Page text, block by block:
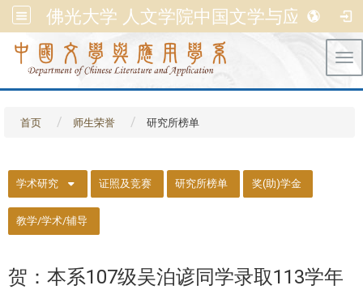
佛光大学 人文学院中国文学与应用学系
首页 师生荣誉 研究所榜单
学术研究 证照及竞赛 研究所榜单 奖(助)学金
教学/学术/辅导
贺：本系107级吴泊谚同学录取113学年